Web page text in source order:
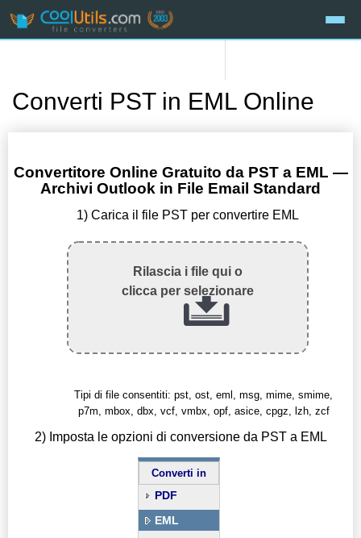
Converti PST in EML Online
Convertitore Online Gratuito da PST a EML —
Archivi Outlook in File Email Standard
1) Carica il file PST per convertire EML
Rilascia i file qui o
clicca per selezionare
Tipi di file consentiti: pst, ost, eml, msg, mime, smime,
p7m, mbox, dbx, vcf, vmbx, opf, asice, cpgz, lzh, zcf
2) Imposta le opzioni di conversione da PST a EML
Converti in
PDF
EML